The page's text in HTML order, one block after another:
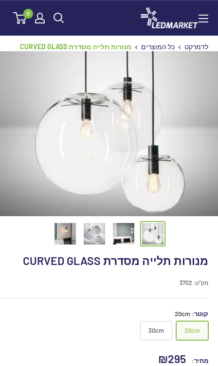
לתוכן
0
לדמרקט כל המוצרים מנורות תלייה מסדרת CURVED GLASS
מנורות תלייה מסדרת CURVED GLASS
מק"ט: 3702
קוטר: 20cm
20cm
30cm
מחיר:
מחיר
₪295
נורת פילמנט ST64
נורת פילמנט A60